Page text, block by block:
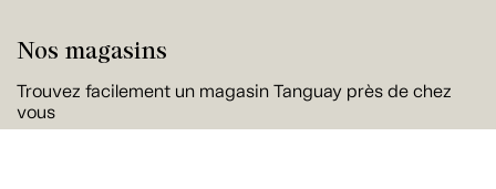
Nos magasins
Trouvez facilement un magasin Tanguay près de chez
vous